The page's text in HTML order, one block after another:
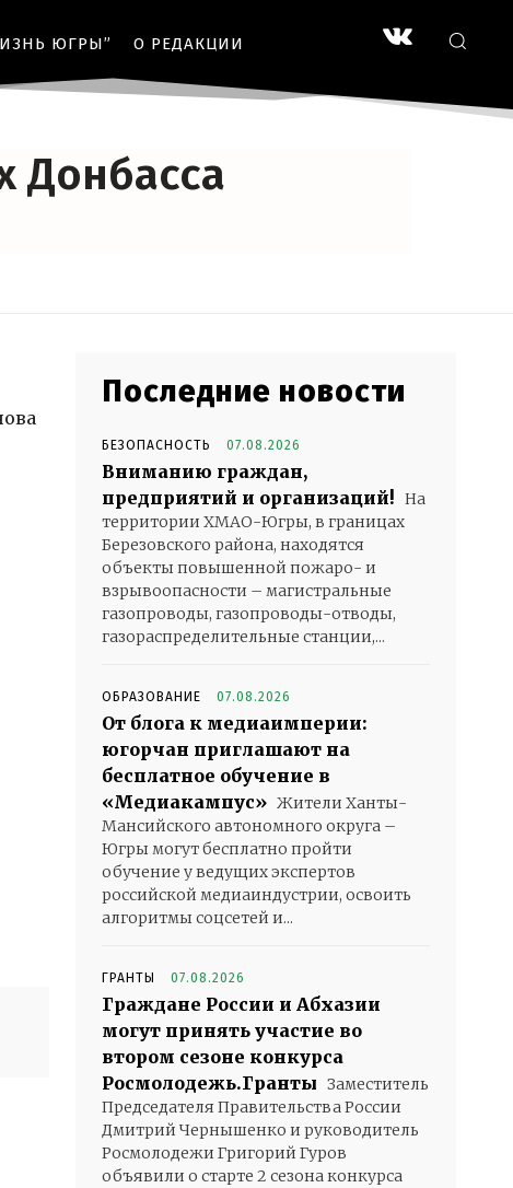
ЮГРЫ” О РЕДАКЦИИ
Донбасса
Последние новости
БЕЗОПАСНОСТЬ 07.08.2026
Вниманию граждан,
предприятий и организаций! На
территории ХМАО-Югры, в границах
Березовского района, находятся
объекты повышенной пожаро- и
взрывоопасности – магистральные
газопроводы, газопроводы-отводы,
газораспределительные станции,...
ОБРАЗОВАНИЕ 07.08.2026
От блога к медиаимперии:
югорчан приглашают на
бесплатное обучение в
«Медиакампус» Жители Ханты-
Мансийского автономного округа –
Югры могут бесплатно пройти
обучение у ведущих экспертов
российской медиаиндустрии, освоить
алгоритмы соцсетей и...
ГРАНТЫ 07.08.2026
Граждане России и Абхазии
могут принять участие во
втором сезоне конкурса
Росмолодежь.Гранты Заместитель
Председателя Правительства России
Дмитрий Чернышенко и руководитель
Росмолодежи Григорий Гуров
объявили о старте 2 сезона конкурса